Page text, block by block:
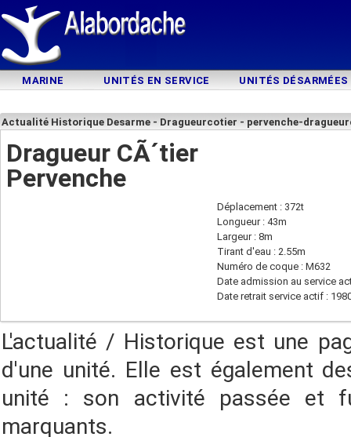
MARINE UNITÉS EN SERVICE UNITÉS DÉSARMÉES
Actualité Historique Desarme - Dragueurcotier - pervenche-
Dragueur CÃ´tier
Pervenche
Déplacement : 372t
Longueur : 43m
Largeur : 8m
Tirant d'eau : 2.55m
Numéro de coque : M632
Date admission au service
Date retrait service actif :
L'actualité / Historique est une
d'une unité. Elle est également
unité : son activité passée et
marquants.